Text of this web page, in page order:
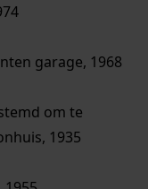
garage, 1968
om te
1935